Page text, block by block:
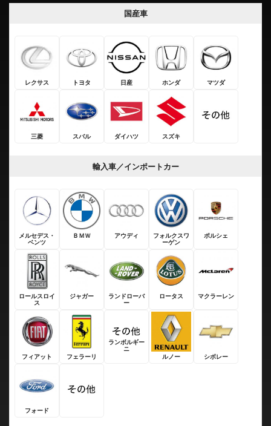
国産車
レクサス トヨタ 日産 ホンダ マツダ
三菱 スバル ダイハツ スズキ
輸入車／インポートカー
メルセデス・
ベンツ
ＢＭＷ アウディ
フォルクスワ
ーゲン
ポルシェ
ロールスロイ
ス
ジャガー
ランドローバ
ー
ロータス マクラーレン
フィアット フェラーリ
ランボルギー
ニ
ルノー
シボレー
フォード